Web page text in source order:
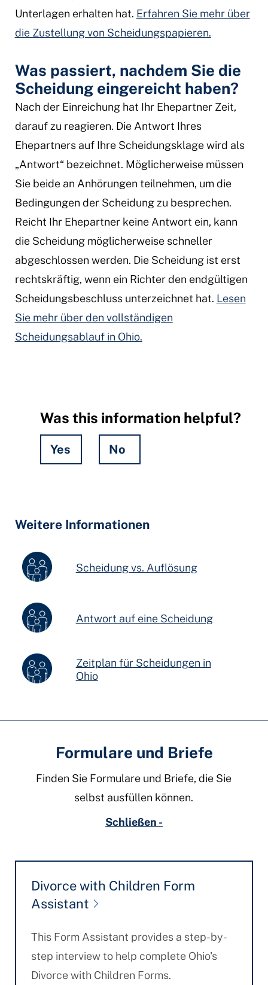
Unterlagen erhalten hat. Erfahren Sie mehr über
die Zustellung von Scheidungspapieren.
Was passiert, nachdem Sie die
Scheidung eingereicht haben?
Nach der Einreichung hat Ihr Ehepartner Zeit,
darauf zu reagieren. Die Antwort Ihres
Ehepartners auf Ihre Scheidungsklage wird als
„Antwort“ bezeichnet. Möglicherweise müssen
Sie beide an Anhörungen teilnehmen, um die
Bedingungen der Scheidung zu besprechen.
Reicht Ihr Ehepartner keine Antwort ein, kann
die Scheidung möglicherweise schneller
abgeschlossen werden. Die Scheidung ist erst
rechtskräftig, wenn ein Richter den endgültigen
Scheidungsbeschluss unterzeichnet hat. Lesen
Sie mehr über den vollständigen
Scheidungsablauf in Ohio.
Was this information helpful?
Yes No
Weitere Informationen
Scheidung vs. Auflösung
Antwort auf eine Scheidung
Zeitplan für Scheidungen in
Ohio
Formulare und Briefe
Finden Sie Formulare und Briefe, die Sie
selbst ausfüllen können.
Schließen -
Divorce with Children Form
Assistant
This Form Assistant provides a step-by-
step interview to help complete Ohio's
Divorce with Children Forms.